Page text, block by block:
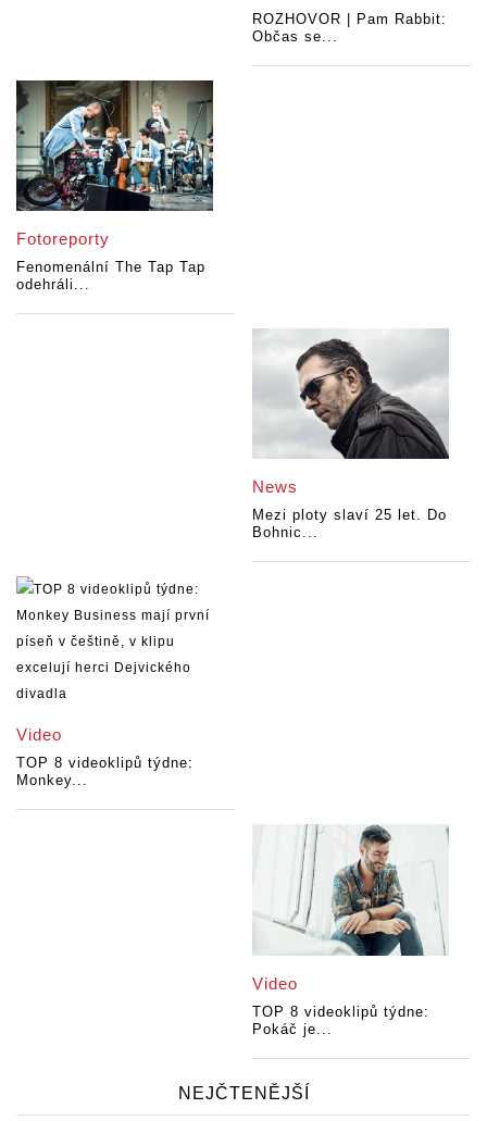
ROZHOVOR | Pam Rabbit:
Občas se...
Fotoreporty
Fenomenální The Tap Tap
odehráli...
News
Mezi ploty slaví 25 let. Do
Bohnic...
Video
TOP 8 videoklipů týdne:
Monkey...
Video
TOP 8 videoklipů týdne:
Pokáč je...
NEJČTENĚJŠÍ